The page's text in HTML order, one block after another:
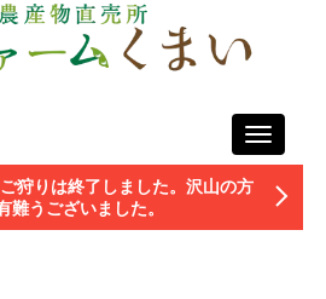
Toggle
狩りは終了しました。沢山の方
難うございました。